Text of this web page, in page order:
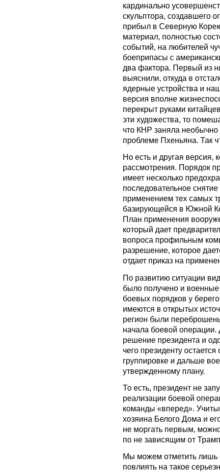
кардинально
скульптора, создавшего
прибыл в Северную
материал, полностью
событий, на любителей
боеприпасы с
два фактора. Первый из
выяснили, откуда в
ядерные устройства и
версия вполне
перекрыт руками
эти художества, то
что КНР заняла
проблеме Пхеньяна. Так
Но есть и другая версия,
рассмотрения. Порядок
имеет несколько
последовательное
применением тех самых
базирующейся в Южной
План применения
который дает
вопроса профильным
разрешение, которое
отдает приказ на
По развитию ситуации
было получено и
боевых порядков у
имеются в открытых
регион были
начала боевой
решение президента и
чего президенту
группировке и дальше
утвержденному плану.
То есть, президент не
реализации боевой
команды «вперед».
хозяина Белого Дома и
не моргать первым,
по не зависящим от
Мы можем отметить лишь
повлиять на такое